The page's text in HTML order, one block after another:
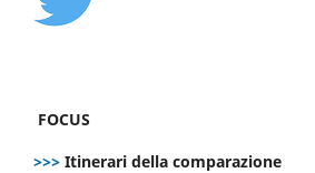
FOCUS
>>> Itinerari della comparazione